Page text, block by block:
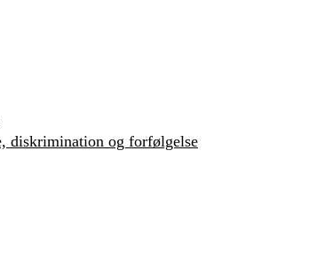
diskrimination og forfølgelse